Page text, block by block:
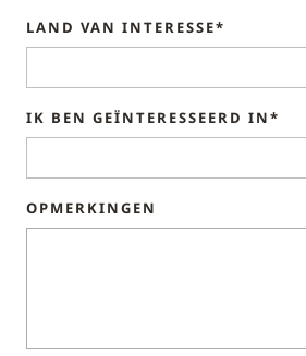
LAND VAN INTERESSE*
IK BEN GEÏNTERESSEERD IN*
OPMERKINGEN